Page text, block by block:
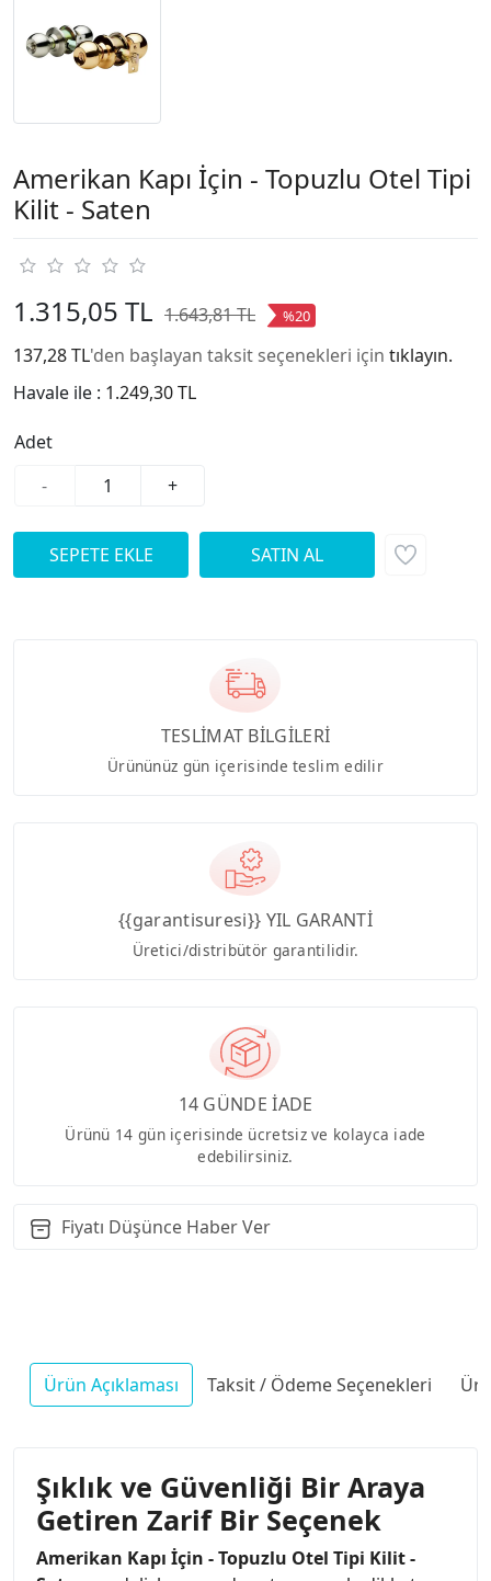
Amerikan Kapı İçin - Topuzlu Otel Tipi
Kilit - Saten
1.315,05 TL 1.643,81 TL %20
137,28 TL'den başlayan taksit seçenekleri için tıklayın.
Havale ile : 1.249,30 TL
Adet
-
+
TESLİMAT BİLGİLERİ
Ürününüz gün içerisinde teslim edilir
{{garantisuresi}} YIL GARANTİ
Üretici/distribütör garantilidir.
14 GÜNDE İADE
Ürünü 14 gün içerisinde ücretsiz ve kolayca iade
edebilirsiniz.
Fiyatı Düşünce Haber Ver
Ürün Açıklaması Taksit / Ödeme Seçenekleri
Şıklık ve Güvenliği Bir Araya
Getiren Zarif Bir Seçenek
Amerikan Kapı İçin - Topuzlu Otel Tipi Kilit -